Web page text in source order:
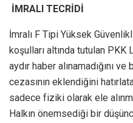
İMRALI TECRİDİ
İmralı F Tipi Yüksek
koşulları altında tutulan PKK
aydır haber alınamadığını
cezasının eklendiğini
sadece fiziki olarak ele
Halkın önemsediği bir